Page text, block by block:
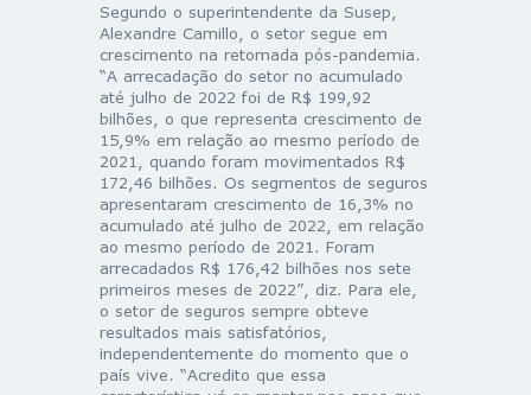
Segundo o superintendente da Susep,
Alexandre Camillo, o setor segue em
crescimento na retomada pós-pandemia.
“A arrecadação do setor no acumulado
até julho de 2022 foi de R$ 199,92
bilhões, o que representa crescimento de
15,9% em relação ao mesmo período de
2021, quando foram movimentados R$
172,46 bilhões. Os segmentos de seguros
apresentaram crescimento de 16,3% no
acumulado até julho de 2022, em relação
ao mesmo período de 2021. Foram
arrecadados R$ 176,42 bilhões nos sete
primeiros meses de 2022”, diz. Para ele,
o setor de seguros sempre obteve
resultados mais satisfatórios,
independentemente do momento que o
país vive. “Acredito que essa